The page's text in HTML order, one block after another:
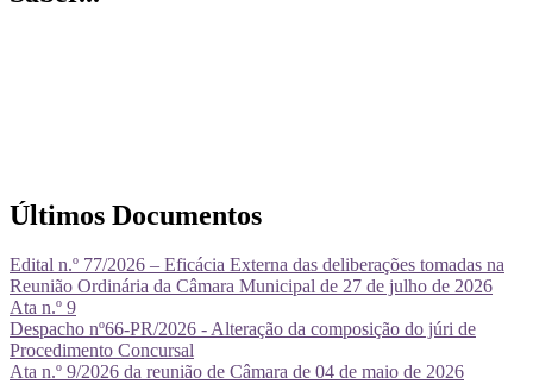
Últimos Documentos
Edital n.º 77/2026 – Eficácia Externa das deliberações tomadas na
Reunião Ordinária da Câmara Municipal de 27 de julho de 2026
Ata n.º 9
Despacho nº66-PR/2026 - Alteração da composição do júri de
Procedimento Concursal
Ata n.º 9/2026 da reunião de Câmara de 04 de maio de 2026